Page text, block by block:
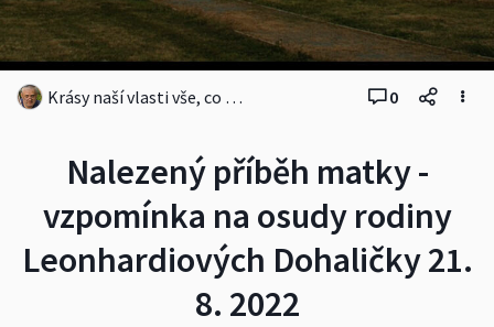
Nalezený příběh matky -
vzpomínka na osudy rodiny
Leonhardiových Dohaličky 21.
8. 2022
Krásy naší vlasti vše, co se mi líbí 0